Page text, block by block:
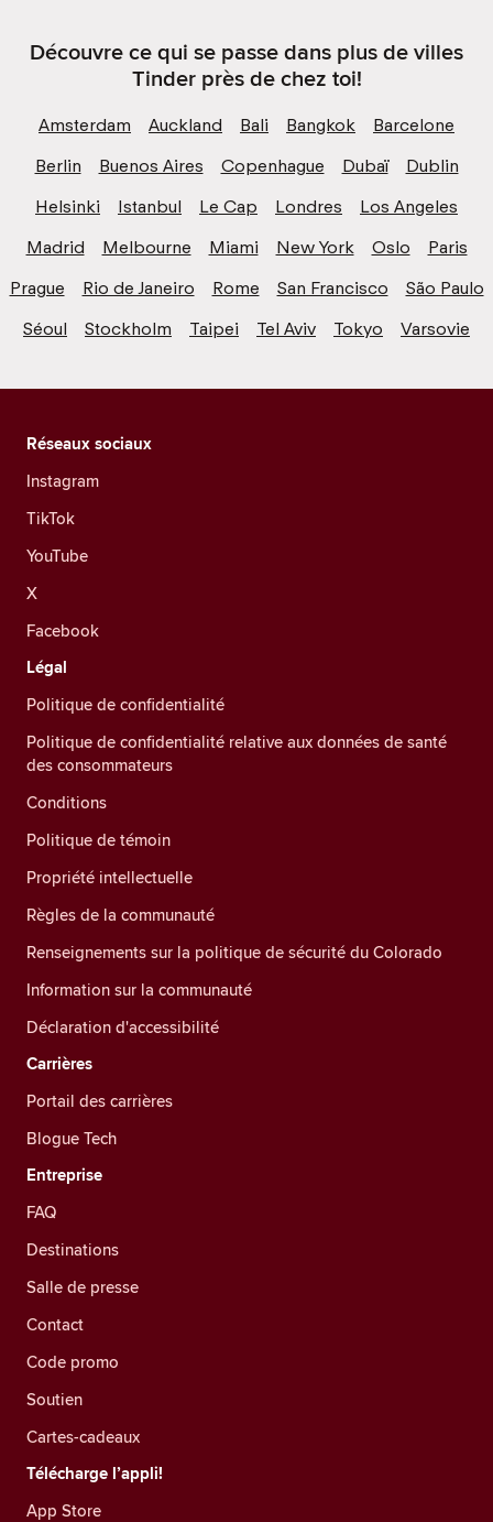
Découvre ce qui se passe dans plus de villes
Tinder près de chez toi!
Amsterdam Auckland Bali Bangkok
Barcelone
Berlin
Buenos Aires Copenhague Dubaï
Dublin
Helsinki
Istanbul Le Cap Londres
Los Angeles
Madrid
Melbourne Miami New York Oslo
Paris
Prague
Rio de Janeiro Rome San Francisco
São Paulo
Séoul
Stockholm Taipei Tel Aviv Tokyo Varsovie
Réseaux sociaux
Instagram
TikTok
YouTube
X
Facebook
Légal
Politique de confidentialité
Politique de confidentialité relative aux données de santé
des consommateurs
Conditions
Politique de témoin
Propriété intellectuelle
Règles de la communauté
Renseignements sur la politique de sécurité du Colorado
Information sur la communauté
Déclaration d'accessibilité
Carrières
Portail des carrières
Blogue Tech
Entreprise
FAQ
Destinations
Salle de presse
Contact
Code promo
Soutien
Cartes-cadeaux
Télécharge l’appli!
App Store